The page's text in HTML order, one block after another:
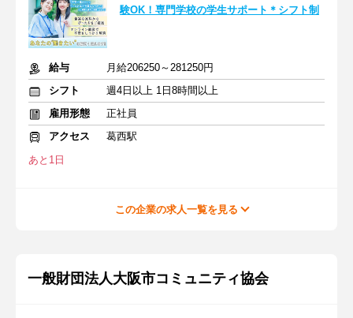
験OK！専門学校の学生サポート＊シフト制
給与
月給206250～281250円
シフト
週4日以上 1日8時間以上
雇用形態
正社員
アクセス
葛西駅
あと1日
この企業の求人一覧を見る
一般財団法人大阪市コミュニティ協会